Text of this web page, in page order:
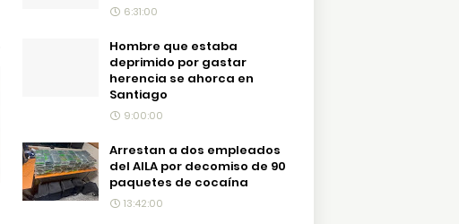
6:31:00
Hombre que estaba
deprimido por gastar
herencia se ahorca en
Santiago
9:00:00
Arrestan a dos empleados
del AILA por decomiso de 90
paquetes de cocaína
13:42:00